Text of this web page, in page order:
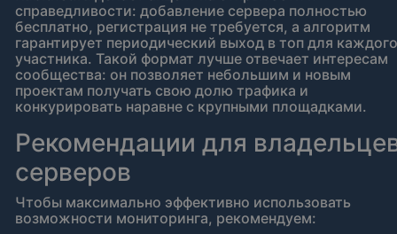
справедливости: добавление сервера полностью
бесплатно, регистрация не требуется, а алгоритм
гарантирует периодический выход в топ для каждого
участника. Такой формат лучше отвечает интересам
сообщества: он позволяет небольшим и новым
проектам получать свою долю трафика и
конкурировать наравне с крупными площадками.
Рекомендации для
серверов
Чтобы максимально эффективно использовать
возможности мониторинга, рекомендуем: